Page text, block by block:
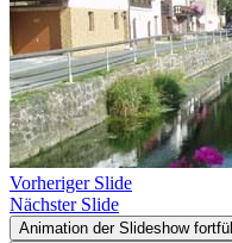
Vorheriger Slide
Nächster Slide
Animation der Slideshow